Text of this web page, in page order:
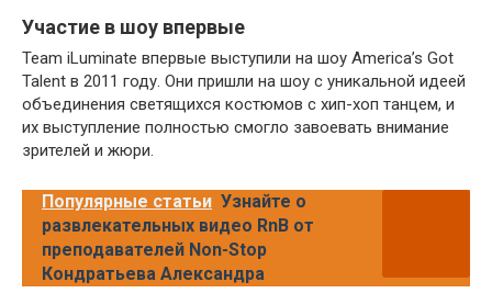
Участие в шоу впервые
Team iLuminate впервые выступили на шоу America’s Got
Talent в 2011 году. Они пришли на шоу с уникальной идеей
объединения светящихся костюмов с хип-хоп танцем, и
их выступление полностью смогло завоевать внимание
зрителей и жюри.
Популярные статьи Узнайте о
развлекательных видео RnB от
преподавателей Non-Stop
Кондратьева Александра